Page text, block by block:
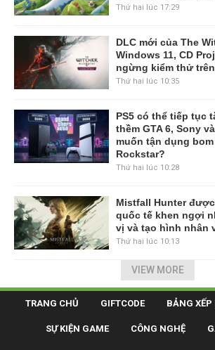
Thứ hai lúc 17:29
DLC mới của The
Windows 11, CD
ngừng kiểm thử
Thứ hai lúc 10:35
PS5 có thể tiếp tục
thềm GTA 6, Sony
muốn tận dụng
Rockstar?
Thứ hai lúc 10:28
Mistfall Hunter
quốc tế khen ngợi
vị và tạo hình nhân
Thứ hai lúc 10:13
VIEW MORE
TRANG CHỦ GIFTCODE BẢNG XẾP
SỰ KIỆN GAME CÔNG NGHỆ